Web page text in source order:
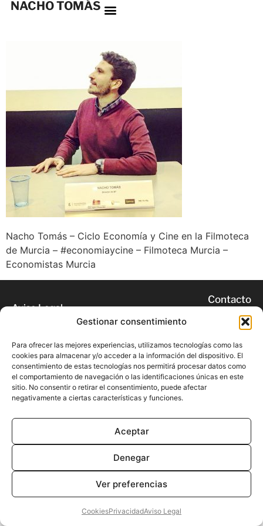
Gestionar consentimiento
Para ofrecer las mejores experiencias, utilizamos tecnologías como las
cookies para almacenar y/o acceder a la información del dispositivo. El
consentimiento de estas tecnologías nos permitirá procesar datos como
el comportamiento de navegación o las identificaciones únicas en este
sitio. No consentir o retirar el consentimiento, puede afectar
negativamente a ciertas características y funciones.
Aceptar
Denegar
Ver preferencias
CookiesPrivacidadAviso Legal
NACHO TOMÁS
Nacho Tomás – Ciclo Economía y Cine en la Filmoteca
de Murcia – #economiaycine – Filmoteca Murcia –
Economistas Murcia
Aviso Legal
Contacto
© 2026 | Todos los derechos
reservados